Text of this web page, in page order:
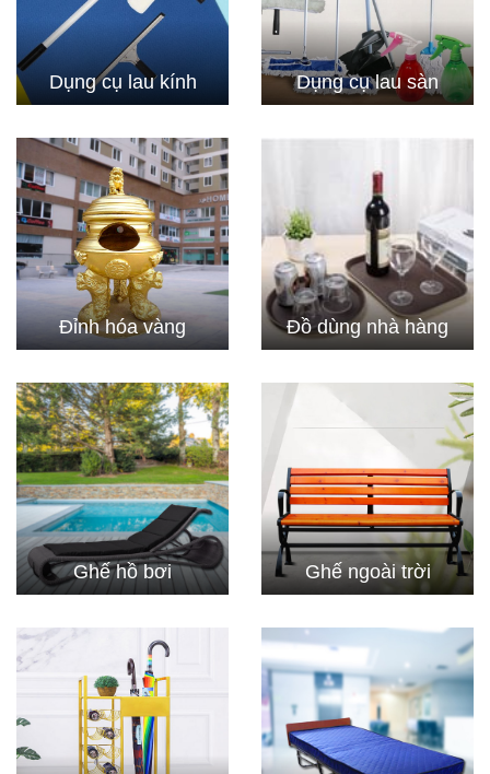
Dụng cụ lau kính Dụng cụ lau sàn
Đỉnh hóa vàng Đồ dùng nhà hàng
Ghế hồ bơi Ghế ngoài trời